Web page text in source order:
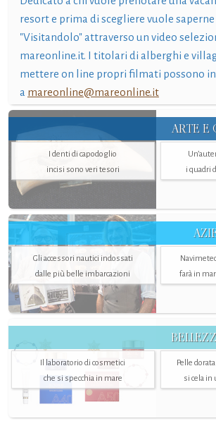
resort e prima di scegliere vuole saperne
"Visitandolo" attraverso un video
mareonline.it. I titolari di alberghi e
mettere on line propri filmati possono
a mareonline@mareonline.it
ARTE E
I denti di capodoglio
incisi sono veri tesori
i quadri
Gli accessori nautici indossati
dalle più belle imbarcazioni
farà in
Il laboratorio di cosmetici
che si specchia in mare
Pelle
si cela in